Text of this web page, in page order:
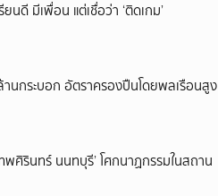
นดี มีเพื่อน แต่เชื่อว่า ‘ติดเกม’
นกระบอก อัตราครองปืนโดยพลเรือนสูง
พศิรินทร์ นนทบุรี’ โศกนาฏกรรมในสถาน